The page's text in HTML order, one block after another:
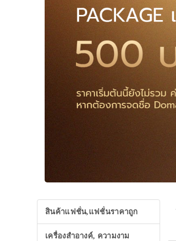
สินค้าแฟชั่น,แฟชั่นราคาถูก
เครื่องสำอางค์, ความงาม